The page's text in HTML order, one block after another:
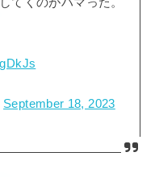
てくのがハマった。
September 18, 2023